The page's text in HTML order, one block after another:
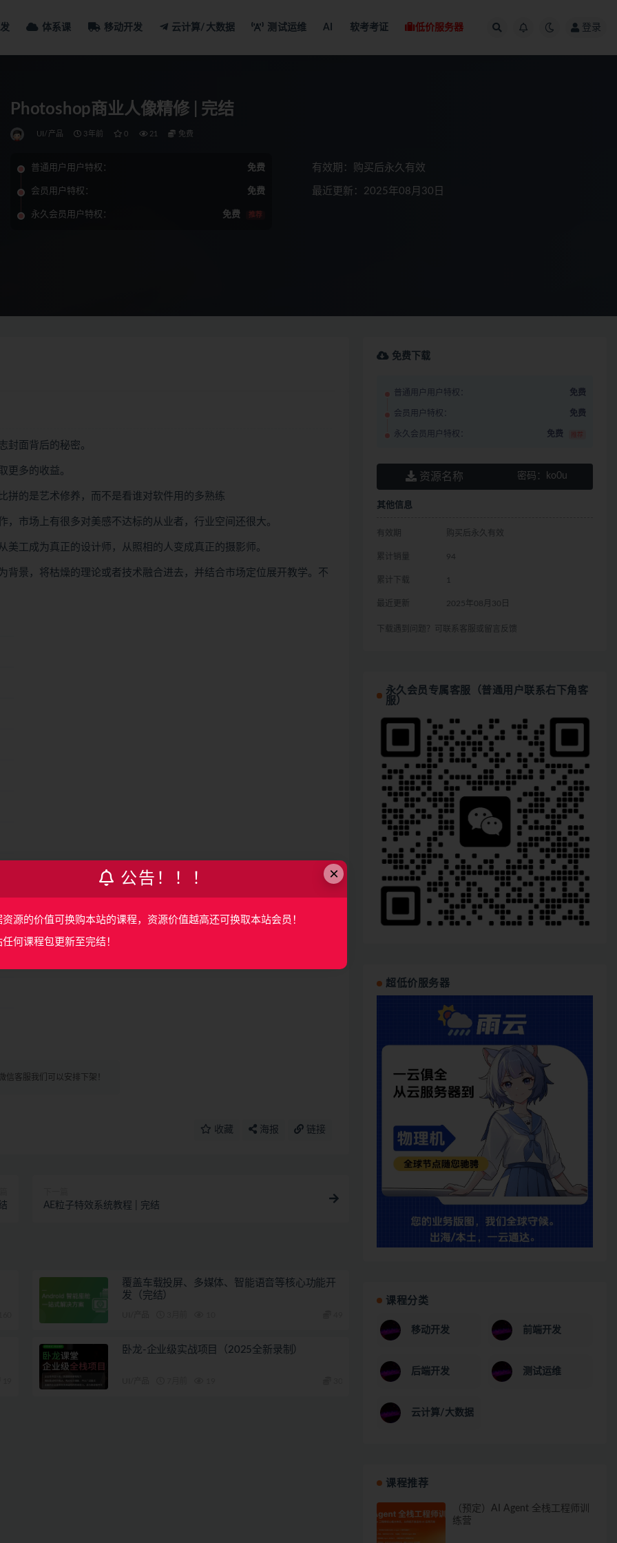
体系课 移动开发 云计算/大数据 测试运维 AI 软考考证 低价服务器 登录
Photoshop商业人像精修 | 完结
UI/产品 3年前 0 21 免费
普通用户用户特权： 免费
会员用户特权： 免费
永久会员用户特权： 免费 推荐
有效期：购买后永久有效
最近更新：2025年08月30日
封面背后的秘密。
更多的收益。
拼的是艺术修养，而不是看谁对软件用的多熟练
市场上有很多对美感不达标的从业者，行业空间还很大。
工成为真正的设计师，从照相的人变成真正的摄影师。
景，将枯燥的理论或者技术融合进去，并结合市场定位展开教学。不
客服我们可以安排下架！
收藏 海报 链接
AE粒子特效系统教程 | 完结
覆盖车载投屏、多媒体、智能语音等核心功能开
发（完结）
卧龙-企业级实战项目（2025全新录制）
免费下载
普通用户用户特权： 免费
会员用户特权： 免费
永久会员用户特权： 免费 推荐
资源名称 密码： ko0u
其他信息
有效期 购买后永久有效
累计销量 94
累计下载 1
最近更新 2025年08月30日
下载遇到问题？可联系客服或留言反馈
永久会员专属客服（普通用户联系右下角客
服）
超低价服务器
课程分类
移动开发 前端开发
后端开发 测试运维
云计算/大数据
课程推荐
（预定）AI Agent 全栈工程师训
练营
×
公告！！！
资源的价值可换购本站的课程，资源价值越高还可换取本站会员！
任何课程包更新至完结！